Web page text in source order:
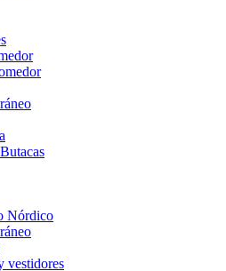
Nórdico
vestidores